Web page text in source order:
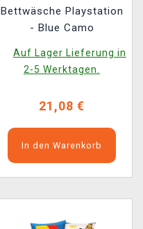
Bettwäsche Playstation
- Blue Camo
Auf Lager Lieferung in
2-5 Werktagen.
21,08 €
In den Warenkorb